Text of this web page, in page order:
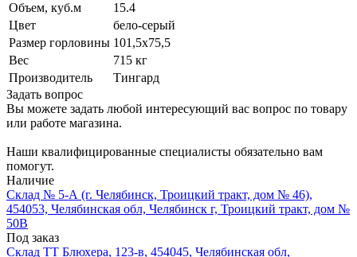
Объем, куб.м
15.4
Цвет
бело-серый
Размер горловины 101,5х75,5
Вес
715 кг
Производитель
Тингард
Задать вопрос
Вы можете задать любой интересующий вас вопрос по товару
или работе магазина.
Наши квалифицированные специалисты обязательно вам
помогут.
Наличие
Склад № 5-А (г. Челябинск, Троицкий тракт, дом № 46),
454053, Челябинская обл, Челябинск г, Троицкий тракт, дом №
50В
Под заказ
Склад ТТ Блюхера, 123-в, 454045, Челябинская обл,